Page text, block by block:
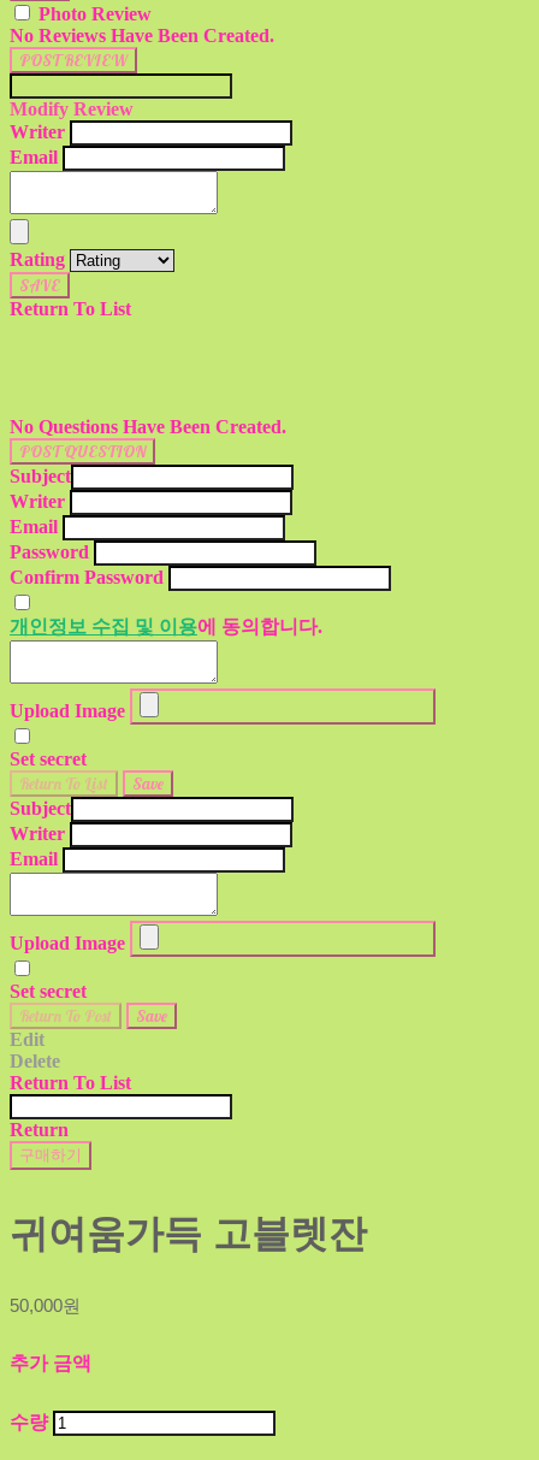
Photo Review
No Reviews Have Been Created.
POST REVIEW
Modify Review
Writer
Email
Rating
SAVE
Return To List
No Questions Have Been Created.
POST QUESTION
Subject
Writer
Email
Password
Confirm Password
개인정보 수집 및 이용에 동의합니다.
Upload Image
Set secret
Return To List Save
Subject
Writer
Email
Upload Image
Set secret
Return To Post Save
Edit
Delete
Return To List
Return
구매하기
귀여움가득 고블렛잔
50,000원
추가 금액
수량